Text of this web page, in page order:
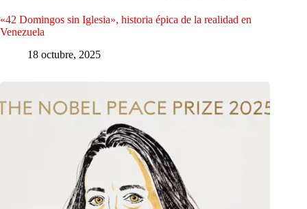
«42 Domingos sin Iglesia», historia épica de la realidad en
Venezuela
18 octubre, 2025